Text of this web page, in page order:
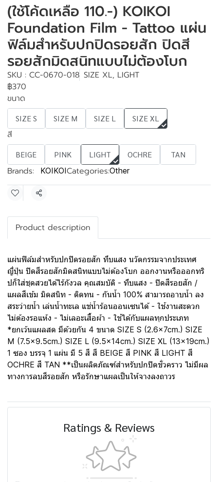
(ใช้โค้ดเหลือ 110.-) KOIKOI
Foundation Film - Tattoo แผ่น
ฟิล์มสำหรับปกปิดรอยสัก ปิดสี
รอยสักมิดสนิทแบบไม่ต้องโบก
SKU : CC-0670-018 SIZE XL, LIGHT
฿370
ขนาด
SIZE S SIZE M SIZE L SIZE XL
สี
BEIGE PINK LIGHT OCHRE TAN
Brands: KOIKOICategories:Other
Share
Product description
แผ่นฟิล์มสำหรับปกปิดรอยสัก ทึบแสง นวัตกรรมจากประเทศ
ญี่ปุ่น ปิดสีรอยสักมิดสนิทแบบไม่ต้องโบก ออกงานหรือออกทริ
ปก็ใส่ชุดสวยได้ไร้กังวล คุณสมบัติ - ทึบแสง - ปิดสีรอยสัก /
แผลสีเข้ม มิดสนิท - ติดทน - กันน้ำ 100% สามารถอาบน้ำ ลง
สระว่ายน้ำ เล่นน้ำทะเล แช่น้ำร้อนออนเซนได้ - ใช้งานสะดวก
ไม่ต้องรอแห้ง - ไม่เลอะเสื้อผ้า - ใช้ได้กับแผลทุกประเภท
*ยกเว้นแผลสด มีด้วยกัน 4 ขนาด SIZE S (2.6x7cm.) SIZE
M (7.5x9.5cm.) SIZE L (9.5x14cm.) SIZE XL (13x19cm.)
1 ซอง บรรจุ 1 แผ่น มี 5 สี สี BEIGE สี PINK สี LIGHT สี
OCHRE สี TAN **เป็นผลิตภัณฑ์สำหรับปกปิดชั่วคราว ไม่มีผล
ทางการลบสีรอยสัก หรือรักษาแผลเป็นให้จางลงถาวร
Ratings & Reviews